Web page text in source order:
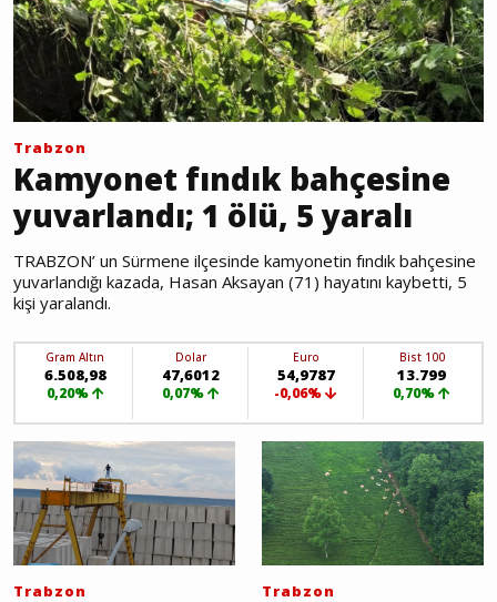
Trabzon
Kamyonet fındık bahçesine
yuvarlandı; 1 ölü, 5 yaralı
TRABZON’ un Sürmene ilçesinde kamyonetin fındık bahçesine
yuvarlandığı kazada, Hasan Aksayan (71) hayatını kaybetti, 5
kişi yaralandı.
Gram Altın
6.508,98
0,20%
Dolar
47,6012
0,07%
Euro
54,9787
-0,06%
Bist 100
13.799
0,70%
Trabzon Trabzon